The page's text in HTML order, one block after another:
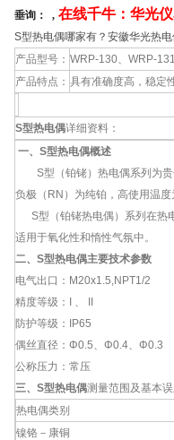
垂询： , 在线千牛：华光仪
S型热电偶哪家有？安徽华光热电
产品型号： WRP-130、WRP-
产品特点： 具有准确度高，稳定
S型热电偶详细资料：
一、S型热电偶概述
S型（铂铑）热电偶系列为贵
负极（RN）为纯铂，高使用温
S型（铂铑热电偶）系列在热
适用于氧化性和惰性气氛中。
二、S型热电偶主要技术参数
电气出口：M20x1.5,NPT1/2
精度等级：I 、 II
防护等级：IP65
偶丝直径：Φ0.5、Φ0.4、Φ0.3
公称压力：常压
三、S型热电偶测量范围及基本
热电偶类别
镍铬－康铜